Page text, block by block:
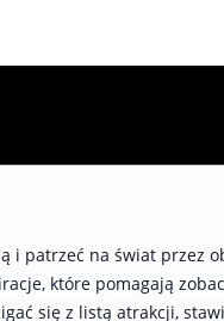
i patrzeć na świat przez
które pomagają
się z listą atrakcji,